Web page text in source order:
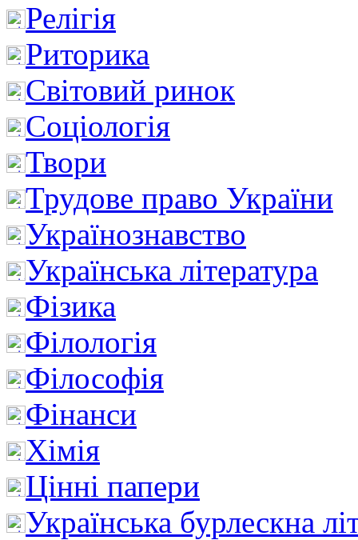
Релігія
Риторика
Світовий ринок
Соціологія
Твори
Трудове право України
Українознавство
Українська література
Фізика
Філологія
Філософія
Фінанси
Хімія
Цінні папери
Українська бурлескна